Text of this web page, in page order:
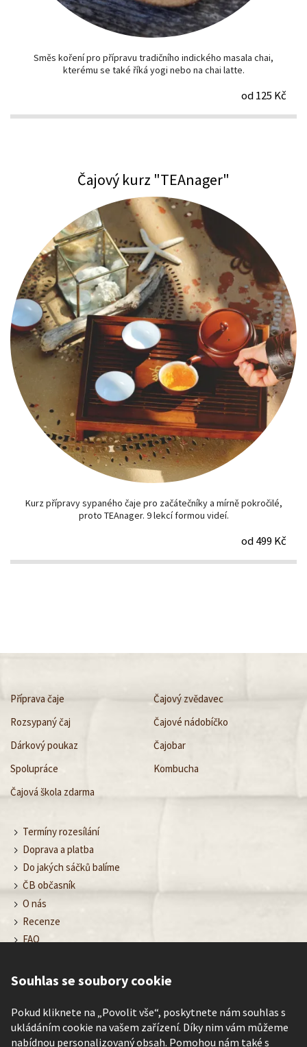
Směs koření pro přípravu tradičního indického masala chai,
kterému se také říká yogi nebo na chai latte.
od 125 Kč
Čajový kurz "TEAnager"
Kurz přípravy sypaného čaje pro začátečníky a mírně pokročilé,
proto TEAnager. 9 lekcí formou videí.
od 499 Kč
Příprava čaje
Čajový zvědavec
Rozsypaný čaj
Čajové nádobíčko
Dárkový poukaz
Čajobar
Spolupráce
Kombucha
Čajová škola zdarma
Termíny rozesílání
Doprava a platba
Do jakých sáčků balíme
ČB občasník
O nás
Recenze
FAQ
Ochrana osobních údajů
Kontakt
Souhlas se soubory cookie
Pokud kliknete na „Povolit vše“, poskytnete nám souhlas s
ukládáním cookie na vašem zařízení. Díky nim vám můžeme
nabídnou personalizovaný obsah. Pomohou nám také s